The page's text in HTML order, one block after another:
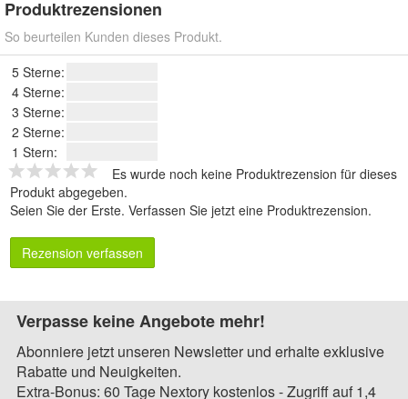
Produktrezensionen
So beurteilen Kunden dieses Produkt.
5 Sterne:
4 Sterne:
3 Sterne:
2 Sterne:
1 Stern:
Es wurde noch keine Produktrezension für dieses
Produkt abgegeben.
Seien Sie der Erste. Verfassen Sie jetzt eine Produktrezension.
Rezension verfassen
Verpasse keine Angebote mehr!
Abonniere jetzt unseren Newsletter und erhalte exklusive
Rabatte und Neuigkeiten.
Extra-Bonus: 60 Tage Nextory kostenlos - Zugriff auf 1,4